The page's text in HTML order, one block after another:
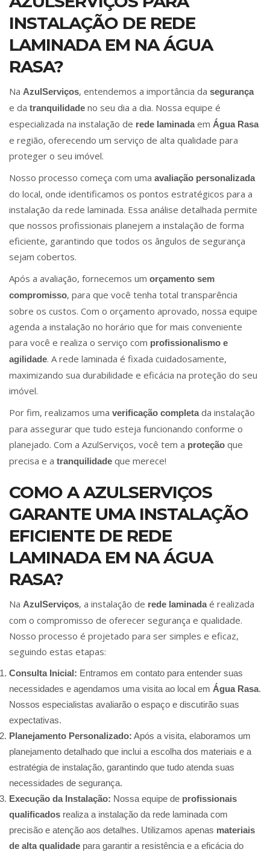
INSTALAÇÃO DE REDE
LAMINADA EM NA ÁGUA
RASA?
Na AzulServiços, entendemos a importância da segurança
e da tranquilidade no seu dia a dia. Nossa equipe é
especializada na instalação de rede laminadaem Água Rasa
e região, oferecendo um serviço de alta qualidade para
proteger o seu imóvel.
Nosso processo começa com uma avaliação personalizada
do local, onde identificamos os pontos estratégicos para a
instalação da rede laminada. Essa análise detalhada permite
que nossos profissionais planejem a instalação de forma
eficiente, garantindo que todos os ângulos de segurança
sejam cobertos.
Após a avaliação, fornecemos um orçamento sem
compromisso, para que você tenha total transparência
sobre os custos. Com o orçamento aprovado, nossa equipe
agenda a instalação no horário que for mais conveniente
para você e realiza o serviço com profissionalismo e
agilidade. A rede laminada é fixada cuidadosamente,
maximizando sua durabilidade e eficácia na proteção do seu
imóvel.
Por fim, realizamos uma verificação completada instalação
para assegurar que tudo esteja funcionando conforme o
planejado. Com a AzulServiços, você tem a proteção que
precisa e a tranquilidade que merece!
COMO A AZULSERVIÇOS
GARANTE UMA INSTALAÇÃO
EFICIENTE DE REDE
LAMINADA EM NA ÁGUA
RASA?
Na AzulServiços, a instalação de rede laminadaé realizada
com o compromisso de oferecer segurança e qualidade.
Nosso processo é projetado para ser simples e eficaz,
seguindo estas etapas:
Consulta Inicial: Entramos em contato para entender suas
necessidades e agendamos uma visita ao local em Água Rasa.
Nossos especialistas avaliarão o espaço e discutirão suas
expectativas.
Planejamento Personalizado: Após a visita, elaboramos um
planejamento detalhado que inclui a escolha dos materiais e a
estratégia de instalação, garantindo que tudo atenda suas
necessidades de segurança.
Execução da Instalação: Nossa equipe de profissionais
qualificados realiza a instalação da rede laminada com
precisão e atenção aos detalhes. Utilizamos apenas materiais
de alta qualidade para garantir a resistência e a eficácia do